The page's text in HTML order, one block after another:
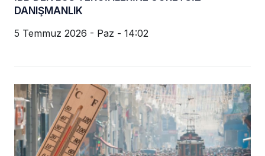
DANIŞMANLIK
5 Temmuz 2026 - Paz - 14:02